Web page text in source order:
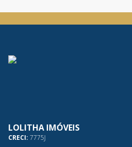
LOLITHA IMÓVEIS
CRECI: 7775J